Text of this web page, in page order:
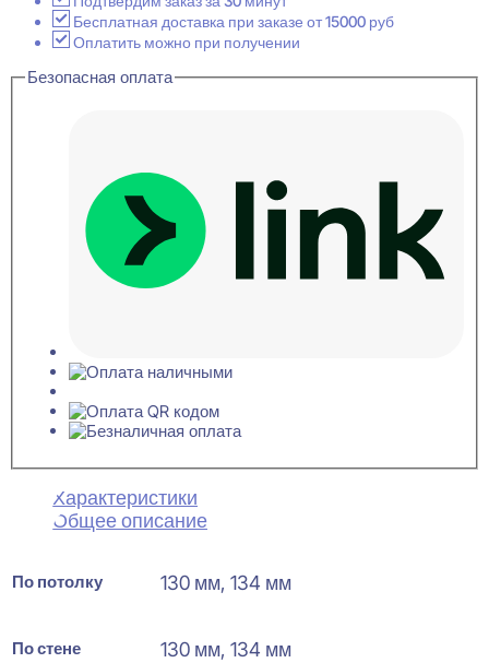
Перфом
130x134x2000
Бесплатная доставка при заказе от 15000 руб
Оплатить можно при получении
Безопасная оплата
Характеристики
Общее описание
По потолку 130 мм, 134 мм
По стене 130 мм, 134 мм